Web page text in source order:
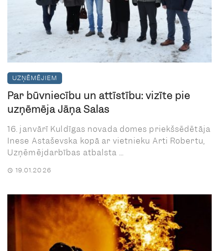
UZŅĒMĒJIEM
Par būvniecību un attīstību: vizīte pie
uzņēmēja Jāņa Salas
16. janvārī Kuldīgas novada domes priekšsēdētāja
Inese Astaševska kopā ar vietnieku Arti Robertu,
Uzņēmējdarbības atbalsta ...
19.01.2026